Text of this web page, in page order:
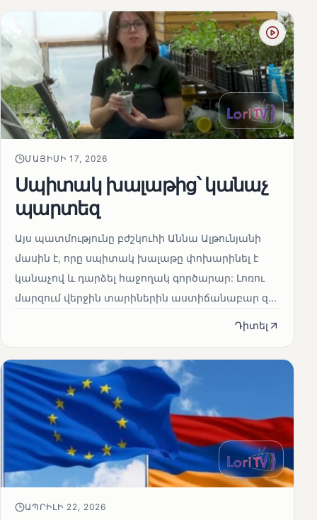
ՄԱՅԻՍԻ 17, 2026
Սպիտակ խալաթից՝ կանաչ
պարտեզ
Այս պատմությունը բժշկուհի Աննա Ալթունյանի
մասին է, որը սպիտակ խալաթը փոխարինել է
կանաչով և դարձել հաջողակ գործարար: Լոռու
մարզում վերջին տարիներին աստիճանաբար զ...
Դիտել
ԱՊՐԻԼԻ 22, 2026